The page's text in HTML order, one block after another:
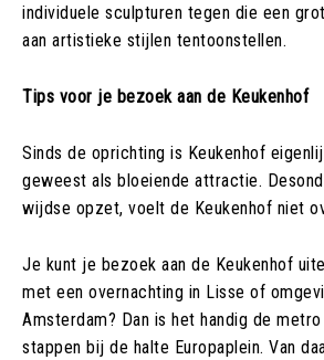
individuele sculpturen tegen die een
aan artistieke stijlen tentoonstellen.
Tips voor je bezoek aan de Keukenhof
Sinds de oprichting is Keukenhof
geweest als bloeiende attractie.
wijdse opzet, voelt de Keukenhof niet
Je kunt je bezoek aan de Keukenhof
met een overnachting in Lisse of
Amsterdam? Dan is het handig de
stappen bij de halte Europaplein. Van